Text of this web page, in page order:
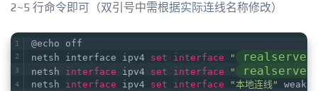
2~5 行命令即可（双引号中需根据实际连线名称修改）
@echo off
netsh interface ipv4 set interface " realserver
netsh interface ipv4 set interface " realserver
netsh interface ipv4 set interface "本地连线"